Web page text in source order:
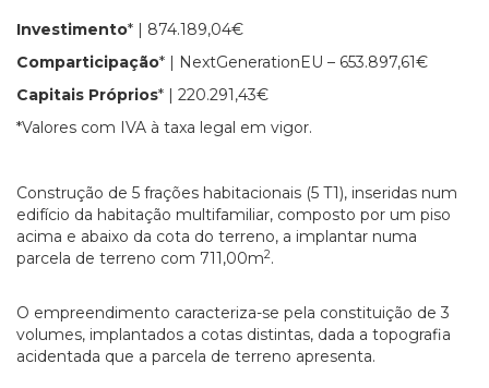
Investimento* | 874.189,04€
Comparticipação* | NextGenerationEU – 653.897,61€
Capitais Próprios* | 220.291,43€
*Valores com IVA à taxa legal em vigor.
Construção de 5 frações habitacionais (5 T1), inseridas num
edifício da habitação multifamiliar, composto por um piso
acima e abaixo da cota do terreno, a implantar numa
parcela de terreno com 711,00m2.
O empreendimento caracteriza-se pela constituição de 3
volumes, implantados a cotas distintas, dada a topografia
acidentada que a parcela de terreno apresenta.